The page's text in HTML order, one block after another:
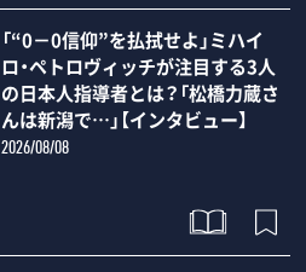
「“0－0信仰”を払拭せよ」ミハイ
ロ・ペトロヴィッチが注目する3人
の日本人指導者とは？「松橋力蔵さ
んは新潟で…」【インタビュー】
2026/08/08